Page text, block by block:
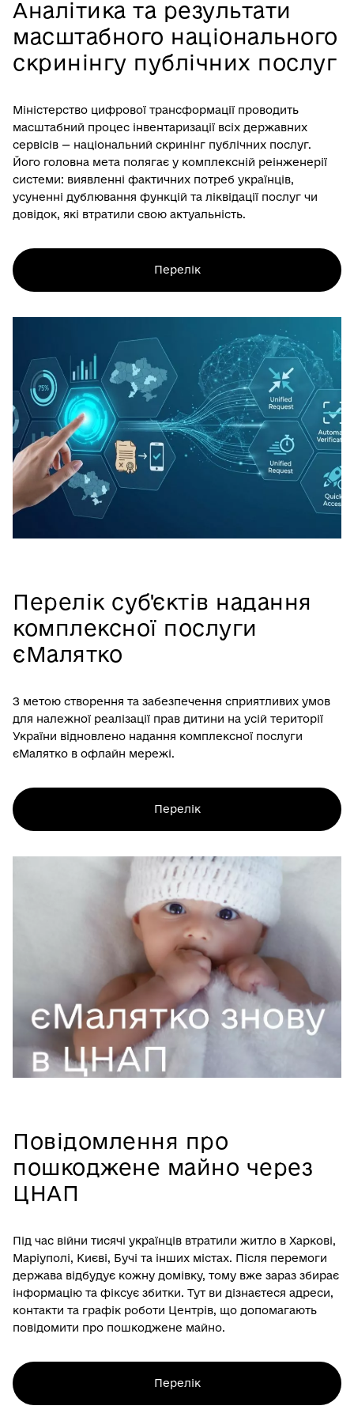
Аналітика та результати
масштабного національного
скринінгу публічних послуг
Міністерство цифрової трансформації проводить
масштабний процес інвентаризації всіх державних
сервісів — національний скринінг публічних послуг.
Його головна мета полягає у комплексній реінженерії
системи: виявленні фактичних потреб українців,
усуненні дублювання функцій та ліквідації послуг чи
довідок, які втратили свою актуальність.
Перелік
Перелік суб'єктів надання
комплексної послуги
єМалятко
З метою створення та забезпечення сприятливих умов
для належної реалізації прав дитини на усій території
України відновлено надання комплексної послуги
єМалятко в офлайн мережі.
Перелік
Повідомлення про
пошкоджене майно через
ЦНАП
Під час війни тисячі українців втратили житло в Харкові,
Маріуполі, Києві, Бучі та інших містах. Після перемоги
держава відбудує кожну домівку, тому вже зараз збирає
інформацію та фіксує збитки. Тут ви дізнаєтеся адреси,
контакти та графік роботи Центрів, що допомагають
повідомити про пошкоджене майно.
Перелік